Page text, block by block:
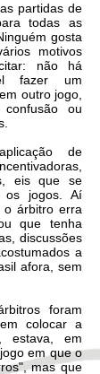
partidas de
todas as
gosta
motivos
não há
fazer um
outro jogo,
ou
de
eis que se
os jogos. Aí
o árbitro erra
que tenha
discussões
a
afora, sem
foram
colocar a
estava, em
em que o
mas que